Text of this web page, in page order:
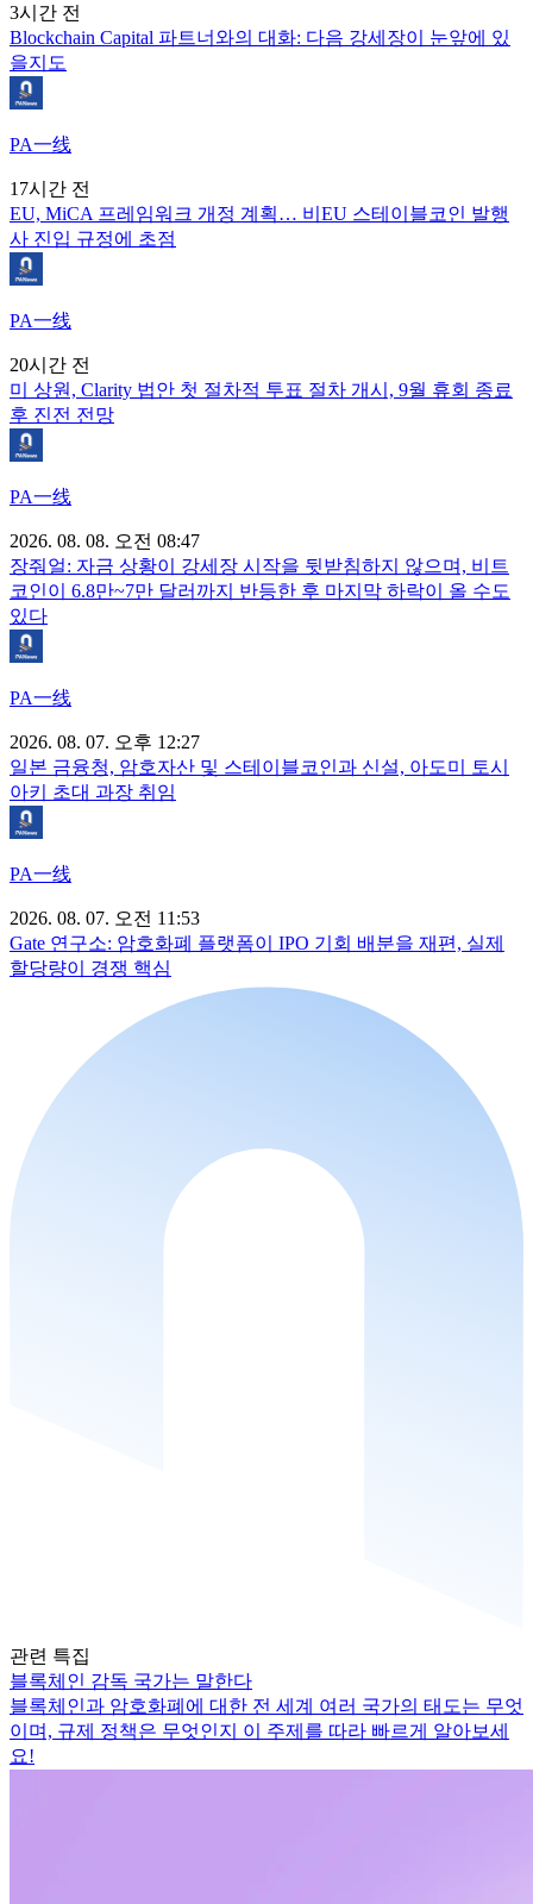
3시간 전
Blockchain Capital 파트너와의 대화: 다음 강세장이 눈앞에 있
을지도
PA一线
17시간 전
EU, MiCA 프레임워크 개정 계획… 비EU 스테이블코인 발행
사 진입 규정에 초점
PA一线
20시간 전
미 상원, Clarity 법안 첫 절차적 투표 절차 개시, 9월 휴회 종료
후 진전 전망
PA一线
2026. 08. 08. 오전 08:47
장줘얼: 자금 상황이 강세장 시작을 뒷받침하지 않으며, 비트
코인이 6.8만~7만 달러까지 반등한 후 마지막 하락이 올 수도
있다
PA一线
2026. 08. 07. 오후 12:27
일본 금융청, 암호자산 및 스테이블코인과 신설, 아도미 토시
아키 초대 과장 취임
PA一线
2026. 08. 07. 오전 11:53
Gate 연구소: 암호화폐 플랫폼이 IPO 기회 배분을 재편, 실제
할당량이 경쟁 핵심
관련 특집
블록체인 감독 국가는 말한다
블록체인과 암호화폐에 대한 전 세계 여러 국가의 태도는 무엇
이며, 규제 정책은 무엇인지 이 주제를 따라 빠르게 알아보세
요!